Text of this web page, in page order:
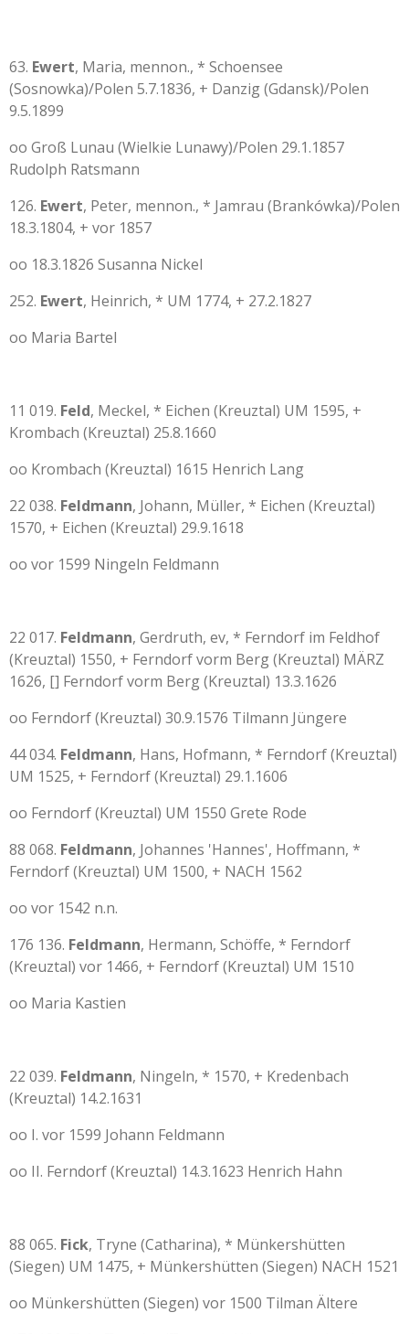
63. Ewert, Maria, mennon., * Schoensee
(Sosnowka)/Polen 5.7.1836, + Danzig (Gdansk)/Polen
9.5.1899
oo Groß Lunau (Wielkie Lunawy)/Polen 29.1.1857
Rudolph Ratsmann
126. Ewert, Peter, mennon., * Jamrau (Brankówka)/Polen
18.3.1804, + vor 1857
oo 18.3.1826 Susanna Nickel
252. Ewert, Heinrich, * UM 1774, + 27.2.1827
oo Maria Bartel
11 019. Feld, Meckel, * Eichen (Kreuztal) UM 1595, +
Krombach (Kreuztal) 25.8.1660
oo Krombach (Kreuztal) 1615 Henrich Lang
22 038. Feldmann, Johann, Müller, * Eichen (Kreuztal)
1570, + Eichen (Kreuztal) 29.9.1618
oo vor 1599 Ningeln Feldmann
22 017. Feldmann, Gerdruth, ev, * Ferndorf im Feldhof
(Kreuztal) 1550, + Ferndorf vorm Berg (Kreuztal) MÄRZ
1626, [] Ferndorf vorm Berg (Kreuztal) 13.3.1626
oo Ferndorf (Kreuztal) 30.9.1576 Tilmann Jüngere
44 034. Feldmann, Hans, Hofmann, * Ferndorf (Kreuztal)
UM 1525, + Ferndorf (Kreuztal) 29.1.1606
oo Ferndorf (Kreuztal) UM 1550 Grete Rode
88 068. Feldmann, Johannes 'Hannes', Hoffmann, *
Ferndorf (Kreuztal) UM 1500, + NACH 1562
oo vor 1542 n.n.
176 136. Feldmann, Hermann, Schöffe, * Ferndorf
(Kreuztal) vor 1466, + Ferndorf (Kreuztal) UM 1510
oo Maria Kastien
22 039. Feldmann, Ningeln, * 1570, + Kredenbach
(Kreuztal) 14.2.1631
oo I. vor 1599 Johann Feldmann
oo II. Ferndorf (Kreuztal) 14.3.1623 Henrich Hahn
88 065. Fick, Tryne (Catharina), * Münkershütten
(Siegen) UM 1475, + Münkershütten (Siegen) NACH 1521
oo Münkershütten (Siegen) vor 1500 Tilman Ältere